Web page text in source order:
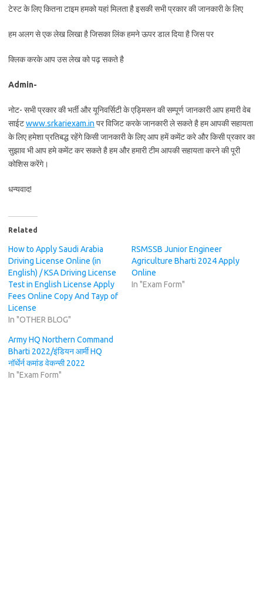
टेस्ट के लिए कितना टाइम हमको यहां मिलता है इसकी सभी प्रकार की जानकारी के लिए
हम अलग से एक लेख लिखा है जिसका लिंक हमने ऊपर डाल दिया है जिस पर
क्लिक करके आप उस लेख को पढ़ सकते है
Admin-
नोट- सभी प्रकार की भर्ती और यूनिवर्सिटी के एड्मिसन की सम्पूर्ण जानकारी आप हमारी वेब
साईटwww.srkariexam.in पर विजिट करके जानकारी ले सकते है हम आपकी सहायता
के लिए हमेशा प्रतिबद्ध रहेंगे किसी जानकारी के लिए आप हमें कमेंट करे और किसी प्रकार का
सुझाव भी आप हमे कमेंट कर सकते है हम और हमारी टीम आपकी सहायता करने की पूरी
कोशिस करेंगे।
धन्यवाद!
Related
How to Apply Saudi Arabia
Driving License Online (in
English) / KSA Driving License
Test in English License Apply
Fees Online Copy And Tayp of
License
In "OTHER BLOG"
RSMSSB Junior Engineer
Agriculture Bharti 2024 Apply
Online
In "Exam Form"
Army HQ Northern Command
Bharti 2022/इंडियन आर्मी HQ
नॉर्थेर्न कमांड वेकन्सी 2022
In "Exam Form"